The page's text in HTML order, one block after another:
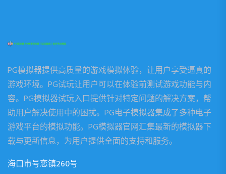
PG模拟器提供高质量的游戏模拟体验，让用户享受逼真的
游戏环境。PG试玩让用户可以在体验前测试游戏功能与内
容。PG模拟器试玩入口提供针对特定问题的解决方案，帮
助用户解决使用中的困扰。PG电子模拟器集成了多种电子
游戏平台的模拟功能。PG模拟器官网汇集最新的模拟器下
载与更新信息，为用户提供全面的支持和服务。
海口市号恋镇260号